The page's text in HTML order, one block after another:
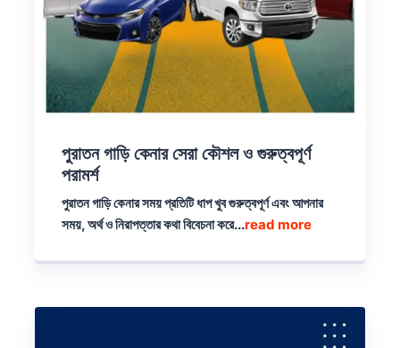
পুরাতন গাড়ি কেনার সেরা কৌশল ও গুরুত্বপূর্ণ
পরামর্শ
পুরাতন গাড়ি কেনার সময় প্রতিটি ধাপ খুব গুরুত্বপূর্ণ এবং আপনার
সময়, অর্থ ও নিরাপত্তার কথা বিবেচনা করে...read more